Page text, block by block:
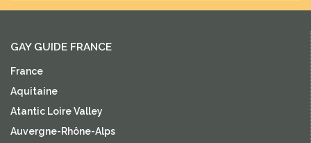
GAY GUIDE FRANCE
France
Aquitaine
Atantic Loire Valley
Auvergne-Rhône-Alps